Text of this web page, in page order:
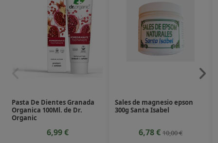
Pasta De Dientes Granada
Organica 100Ml. de Dr.
Organic
6,99 €
Sales de magnesio epson
300g Santa Isabel
6,78 € 10,00 €